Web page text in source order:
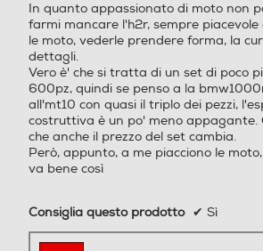
stelle.
In quanto appassionato di moto non
farmi mancare l'h2r, sempre piacevole
le moto, vederle prendere forma, la
dettagli.
Vero è' che si tratta di un set di poco
600pz, quindi se penso a la
all'mt10 con quasi il triplo dei pezzi,
costruttiva è un po' meno appagante.
che anche il prezzo del set cambia.
Però, appunto, a me piacciono le
va bene così
Consiglia questo prodotto ✔ Sì